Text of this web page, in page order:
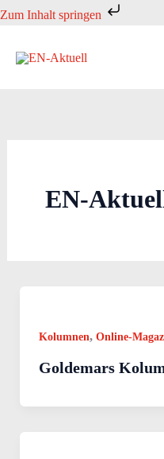
Zum Inhalt springen
Zum
springen
EN-
Kolumnen, Online-
Goldemars